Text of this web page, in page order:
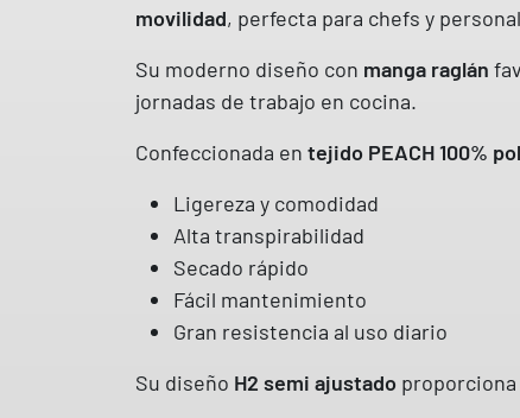
movilidad, perfecta para chefs y
Su moderno diseño con manga raglán
jornadas de trabajo en cocina.
Confeccionada en tejido PEACH 100%
Ligereza y comodidad
Alta transpirabilidad
Secado rápido
Fácil mantenimiento
Gran resistencia al uso diario
Su diseño H2 semi ajustado